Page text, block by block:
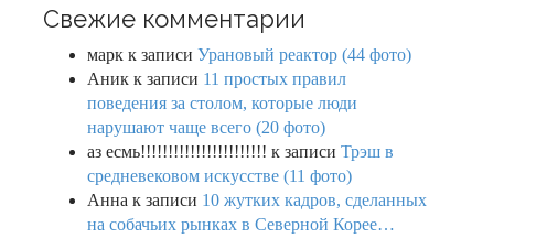
Свежие комментарии
марк к записи Урановый реактор (44 фото)
Аник к записи 11 простых правил
поведения за столом, которые люди
нарушают чаще всего (20 фото)
аз есмь!!!!!!!!!!!!!!!!!!!!!!! к записи Трэш в
средневековом искусстве (11 фото)
Анна к записи 10 жутких кадров, сделанных
на собачьих рынках в Северной Корее…